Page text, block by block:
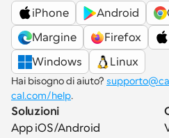
iPhone
Android
Margine
Firefox
Windows
Linux
Hai bisogno di aiuto?
cal.com/help.
Soluzioni
App iOS/Android